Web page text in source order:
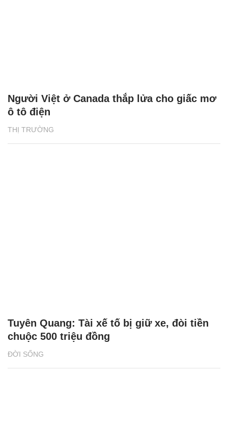
THỊ TRƯỜNG
Người Việt ở Canada thắp lửa cho giấc mơ
ô tô điện
ĐỜI SỐNG
Tuyên Quang: Tài xế tố bị giữ xe, đòi tiền
chuộc 500 triệu đồng